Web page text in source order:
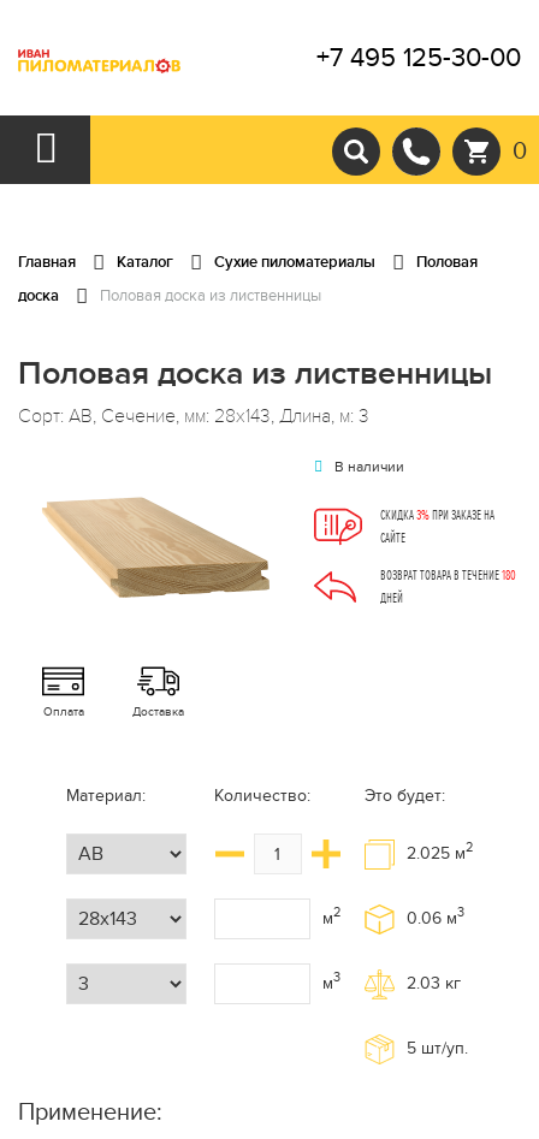
+7 495 125-30-00
0
Главная Каталог Сухие пиломатериалы
Половая
доска
Половая доска из лиственницы
Половая доска из лиственницы
Сорт: АВ, Сечение, мм: 28x143, Длина, м: 3
В наличии
СКИДКА3%ПРИ ЗАКАЗЕ НА
САЙТЕ
ВОЗВРАТ ТОВАРА В ТЕЧЕНИЕ180
ДНЕЙ
Оплата Доставка
Материал: Количество:
м2
м3
Это будет:
2.025 м2
0.06 м3
2.03 кг
5 шт/уп.
Применение: